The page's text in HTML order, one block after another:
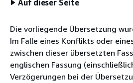
Auf dieser Seite
Die vorliegende Übersetzung
Im Falle eines Konflikts oder
zwischen dieser übersetzten
englischen Fassung
Verzögerungen bei der